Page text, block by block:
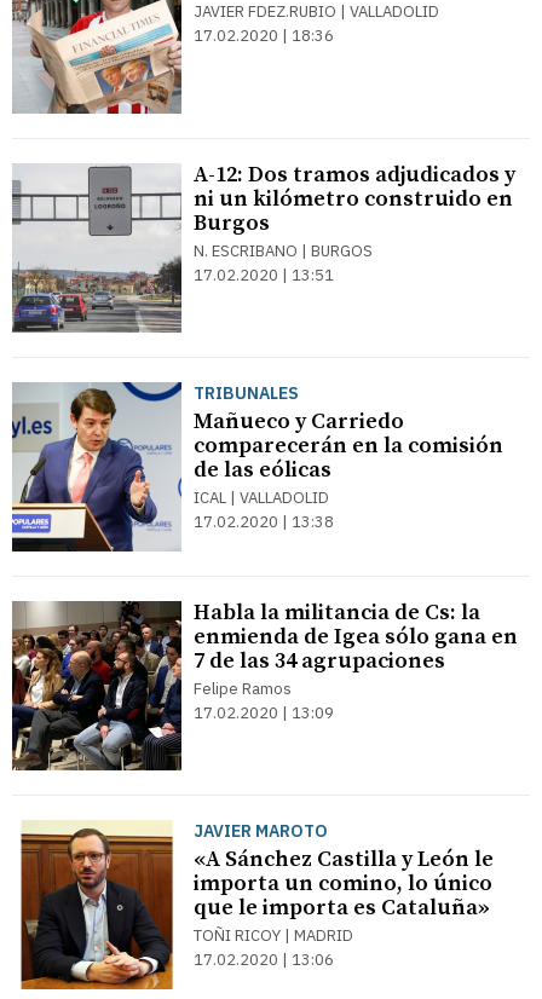
JAVIER FDEZ.RUBIO | VALLADOLID
17.02.2020 | 18:36
A-12: Dos tramos adjudicados y
ni un kilómetro construido en
Burgos
N. ESCRIBANO | BURGOS
17.02.2020 | 13:51
TRIBUNALES
Mañueco y Carriedo
comparecerán en la comisión
de las eólicas
ICAL | VALLADOLID
17.02.2020 | 13:38
Habla la militancia de Cs: la
enmienda de Igea sólo gana en
7 de las 34 agrupaciones
Felipe Ramos
17.02.2020 | 13:09
JAVIER MAROTO
«A Sánchez Castilla y León le
importa un comino, lo único
que le importa es Cataluña»
TOÑI RICOY | MADRID
17.02.2020 | 13:06